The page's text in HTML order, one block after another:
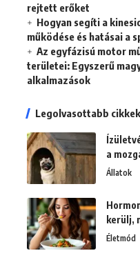
rejtett erőket
Hogyan segíti a
működése és hatásai a
Az egyfázisú motor
területei: Egyszerű
alkalmazások
Legolvasottabb cikkek
a
Állatok
kerülj,
Életmód